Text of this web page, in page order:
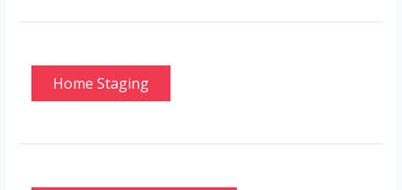
Home Staging